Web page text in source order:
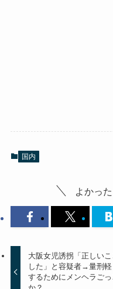
国内
よかっ
大阪女児誘拐「正しいこ
した」と容疑者→量刑軽
するためにメンヘラごっ